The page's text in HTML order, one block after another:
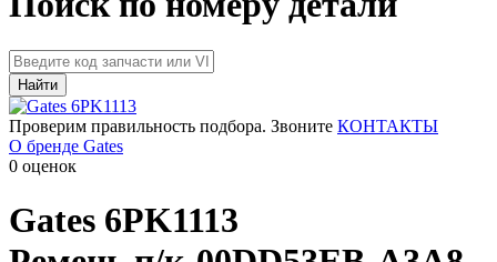
Проверим правильность подбора. Звоните КОНТАКТЫ
О бренде Gates
0 оценок
Gates 6PK1113